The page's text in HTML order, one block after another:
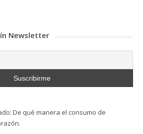
Newsletter
De qué manera el consumo de